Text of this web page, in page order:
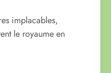
implacables,
le royaume en